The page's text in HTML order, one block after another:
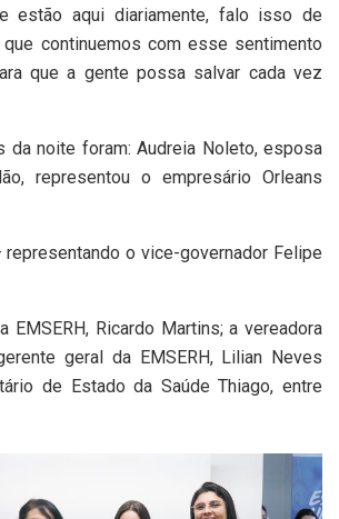
estão aqui diariamente, falo isso de
continuemos com esse sentimento
que a gente possa salvar cada vez
da noite foram: Audreia Noleto, esposa
representou o empresário Orleans
representando o vice-governador Felipe
EMSERH, Ricardo Martins; a vereadora
geral da EMSERH, Lilian Neves
de Estado da Saúde Thiago, entre